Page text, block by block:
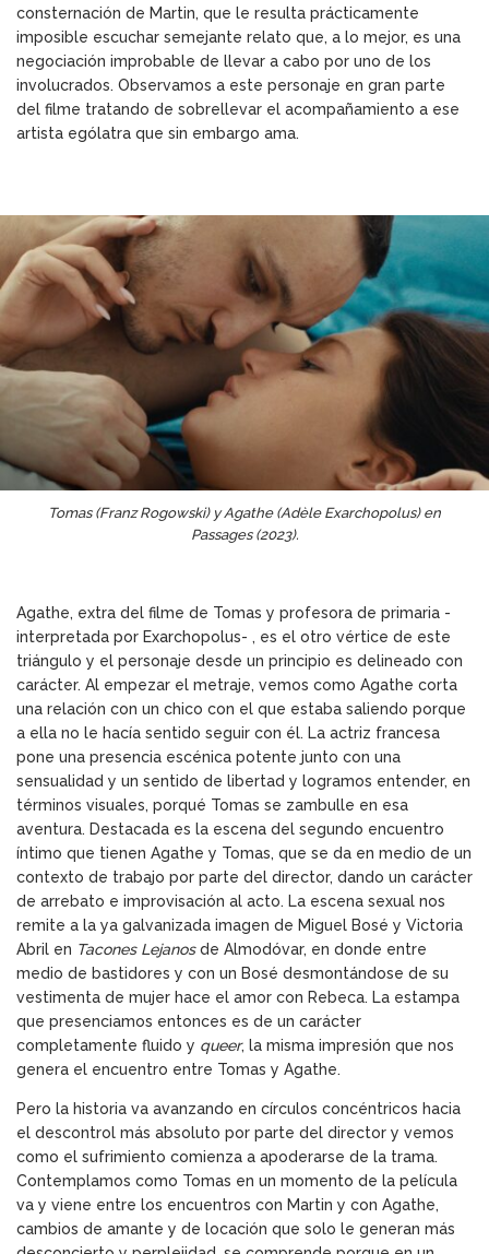
consternación de Martin, que le resulta prácticamente
imposible escuchar semejante relato que, a lo mejor, es una
negociación improbable de llevar a cabo por uno de los
involucrados. Observamos a este personaje en gran parte
del filme tratando de sobrellevar el acompañamiento a ese
artista ególatra que sin embargo ama.
Tomas (Franz Rogowski) y Agathe (Adèle Exarchopolus) en
Passages (2023).
Agathe, extra del filme de Tomas y profesora de primaria -
interpretada por Exarchopolus- , es el otro vértice de este
triángulo y el personaje desde un principio es delineado con
carácter. Al empezar el metraje, vemos como Agathe corta
una relación con un chico con el que estaba saliendo porque
a ella no le hacía sentido seguir con él. La actriz francesa
pone una presencia escénica potente junto con una
sensualidad y un sentido de libertad y logramos entender, en
términos visuales, porqué Tomas se zambulle en esa
aventura. Destacada es la escena del segundo encuentro
íntimo que tienen Agathe y Tomas, que se da en medio de un
contexto de trabajo por parte del director, dando un carácter
de arrebato e improvisación al acto. La escena sexual nos
remite a la ya galvanizada imagen de Miguel Bosé y Victoria
Abril en Tacones Lejanosde Almodóvar, en donde entre
medio de bastidores y con un Bosé desmontándose de su
vestimenta de mujer hace el amor con Rebeca. La estampa
que presenciamos entonces es de un carácter
completamente fluido y queer, la misma impresión que nos
genera el encuentro entre Tomas y Agathe.
Pero la historia va avanzando en círculos concéntricos hacia
el descontrol más absoluto por parte del director y vemos
como el sufrimiento comienza a apoderarse de la trama.
Contemplamos como Tomas en un momento de la película
va y viene entre los encuentros con Martin y con Agathe,
cambios de amante y de locación que solo le generan más